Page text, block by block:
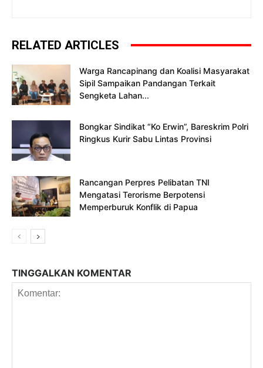
RELATED ARTICLES
Warga Rancapinang dan Koalisi Masyarakat
Sipil Sampaikan Pandangan Terkait
Sengketa Lahan...
Bongkar Sindikat “Ko Erwin”, Bareskrim Polri
Ringkus Kurir Sabu Lintas Provinsi
Rancangan Perpres Pelibatan TNI
Mengatasi Terorisme Berpotensi
Memperburuk Konflik di Papua
TINGGALKAN KOMENTAR